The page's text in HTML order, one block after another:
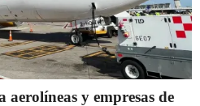
aerolíneas y empresas de